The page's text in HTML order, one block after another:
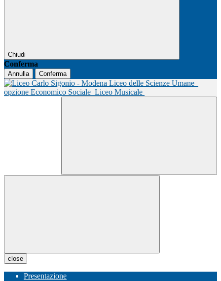
Chiudi
Conferma
Annulla Conferma
Liceo delle Scienze Umane
opzione Economico Sociale Liceo Musicale
close
Presentazione